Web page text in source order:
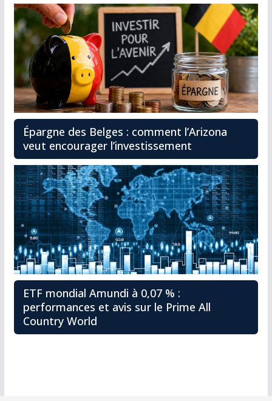
Épargne des Belges : comment l’Arizona
veut encourager l’investissement
ETF mondial Amundi à 0,07 % :
performances et avis sur le Prime All
Country World